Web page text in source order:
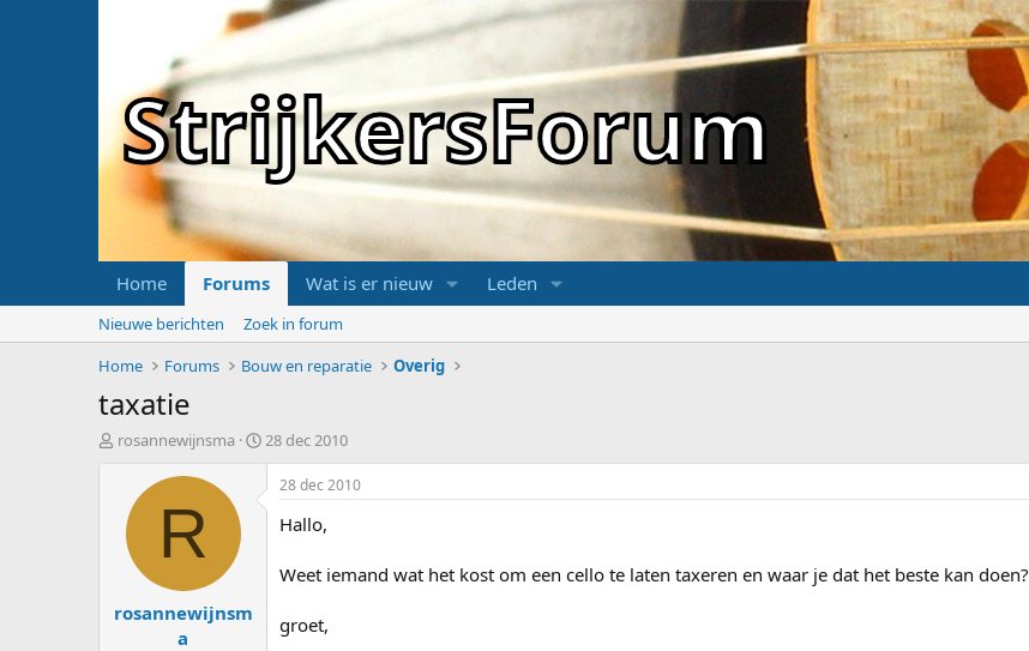
StrijkersForum
Home Forums Wat is er nieuw Leden
Nieuwe berichten
Zoek in forum
Home
Forums Bouw en reparatie Overig
taxatie
T
r
rosannewijnsma
S
t
r
28 dec 2010
R
rosannewijnsm
a
28 dec 2010
Hallo,
Weet iemand wat het kost om een cello te laten taxeren en waar je dat het beste kan doen?
groet,